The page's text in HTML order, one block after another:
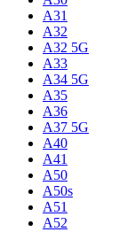
A31
A32
A32 5G
A33
A34 5G
A35
A36
A37 5G
A40
A41
A50
A50s
A51
A52